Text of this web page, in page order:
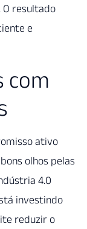
O resultado
e
com
ativo
olhos pelas
4.0
investindo
reduzir o